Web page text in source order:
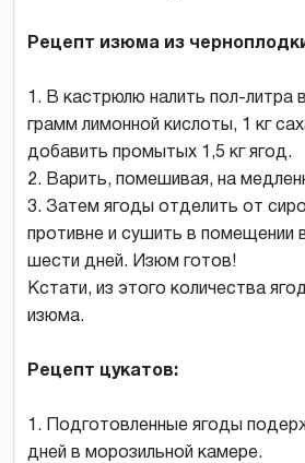
Рецепт изюма из
1. В кастрюлю налить пол-литра
грамм лимонной кислоты, 1 кг
добавить промытых 1,5 кг ягод.
2. Варить, помешивая, на
3. Затем ягоды отделить от
противне и сушить в помещении
шести дней. Изюм готов!
Кстати, из этого количества
изюма.
Рецепт цукатов:
1. Подготовленные ягоды
дней в морозильной камере.